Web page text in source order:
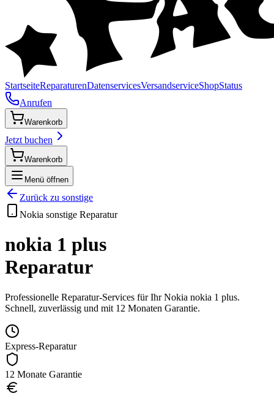
StartseiteReparaturenDatenservicesVersandserviceShopStatus
Anrufen
Warenkorb
Jetzt buchen
Warenkorb
Menü öffnen
Zurück zu sonstige
Nokia sonstige Reparatur
nokia 1 plus
Reparatur
Professionelle Reparatur-Services für IhrNokia nokia 1 plus.
Schnell, zuverlässig und mit 12 Monaten Garantie.
Express-Reparatur
12 Monate Garantie